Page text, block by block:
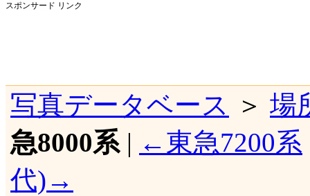
スポンサード リンク
写真データベース ＞ 場
急8000系| ←東急7200系
代)→